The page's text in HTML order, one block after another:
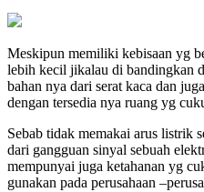
Meskipun memiliki kebisaan yg
lebih kecil jikalau di bandingkan
bahan nya dari serat kaca dan
dengan tersedia nya ruang yg
Sebab tidak memakai arus listrik
dari gangguan sinyal sebuah
mempunyai juga ketahanan yg
gunakan pada perusahaan